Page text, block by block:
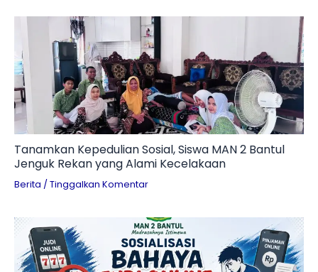
Tanamkan Kepedulian Sosial, Siswa MAN 2 Bantul
Jenguk Rekan yang Alami Kecelakaan
Berita / Tinggalkan Komentar